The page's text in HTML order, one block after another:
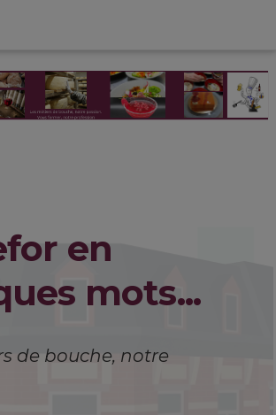
en
mots...
de bouche, notre